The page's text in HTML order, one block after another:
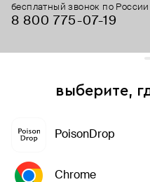
бесплатный звонок по России
8 800 775⁠-07⁠-19
выберите,
PoisonDrop
Chrome
и сервисы аналитики.
вы соглашаетесь с нашим